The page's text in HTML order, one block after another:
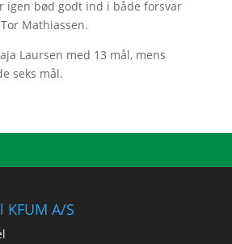
igen bød godt ind i både forsvar
Mathiassen.
Laursen med 13 mål, mens
seks mål.
KFUM A/S